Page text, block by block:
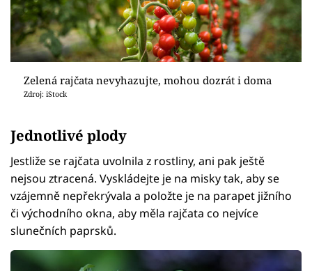
Zelená rajčata nevyhazujte, mohou dozrát i doma
Zdroj: iStock
Jednotlivé plody
Jestliže se rajčata uvolnila z rostliny, ani pak ještě
nejsou ztracená. Vyskládejte je na misky tak, aby se
vzájemně nepřekrývala a položte je na parapet jižního
či východního okna, aby měla rajčata co nejvíce
slunečních paprsků.